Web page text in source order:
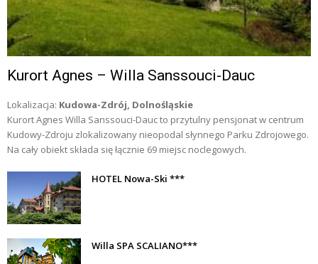
Kurort Agnes – Willa Sanssouci-Dauc
Lokalizacja: Kudowa-Zdrój, Dolnośląskie
Kurort Agnes Willa Sanssouci-Dauc to przytulny pensjonat w centrum
Kudowy-Zdroju zlokalizowany nieopodal słynnego Parku Zdrojowego.
Na cały obiekt składa się łącznie 69 miejsc noclegowych.
HOTEL Nowa-Ski ***
Willa SPA SCALIANO***